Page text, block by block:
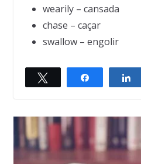
wearily – cansada
chase – caçar
swallow – engolir
Compartilhar